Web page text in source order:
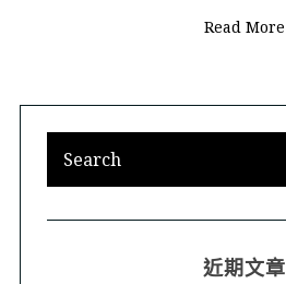
Read More
近期文章